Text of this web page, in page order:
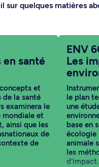
sur quelques matières
en santé
et
de la santé
examinera le
mondiale et
ainsi que les
de
de
ENV
Les
le plan
une
base en
écologie
animale
les
d'impact.